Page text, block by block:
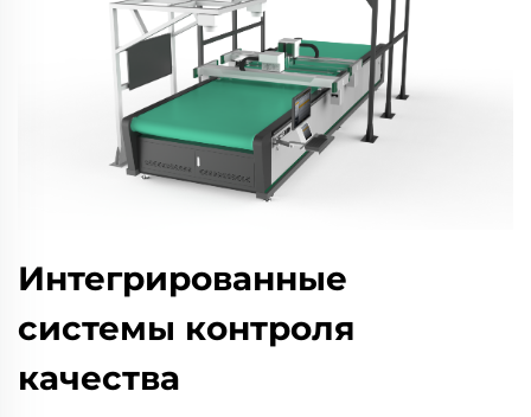
Интегрированные
системы контроля
качества